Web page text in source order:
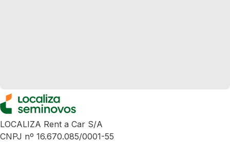
LOCALIZA Rent a Car S/A
CNPJ nº 16.670.085/0001-55